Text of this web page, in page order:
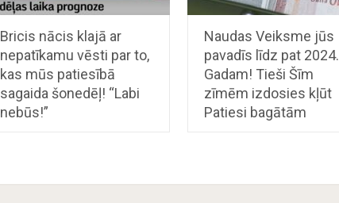
Bricis nācis klajā ar
nepatīkamu vēsti par to,
kas mūs patiesībā
sagaida šonedēļ! “Labi
nebūs!”
Naudas Veiksme jūs
pavadīs līdz pat 2024.
Gadam! Tieši Šīm
zīmēm izdosies kļūt
Patiesi bagātām